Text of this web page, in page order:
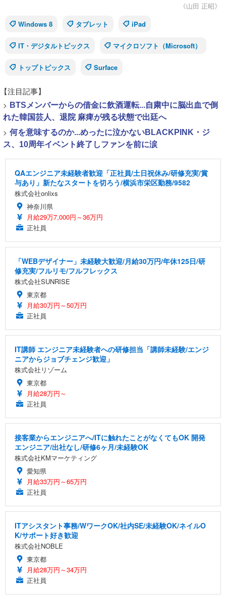
《山田 正昭》
Windows 8
タブレット iPad
IT・デジタルトピックス マイクロソフト（Microsoft）
トップトピックス Surface
【注目記事】
> BTSメンバーからの借金に飲酒運転...自粛中に脳出血で倒
れた韓国芸人、退院 麻痺が残る状態で出廷へ
> 何を意味するのか...めったに泣かないBLACKPINK・ジ
ス、10周年イベント終了しファンを前に涙
QAエンジニア未経験者歓迎「正社員/土日祝休み/研修充実/賞
与あり」新たなスタートを切ろう/横浜市栄区勤務/9582
株式会社onlixs
神奈川県
月給29万7,000円～36万円
正社員
「WEBデザイナー」未経験大歓迎/月給30万円/年休125日/研
修充実/フルリモ/フルフレックス
株式会社SUNRISE
東京都
月給30万円～50万円
正社員
IT講師 エンジニア未経験者への研修担当「講師未経験/エンジ
ニアからジョブチェンジ歓迎」
株式会社リゾーム
東京都
月給28万円～
正社員
接客業からエンジニアへ/ITに触れたことがなくてもOK 開発
エンジニア/出社なし/研修6ヶ月/未経験OK
株式会社KMマーケティング
愛知県
月給33万円～65万円
正社員
ITアシスタント事務/WワークOK/社内SE/未経験OK/ネイルO
K/サポート好き歓迎
株式会社NOBLE
東京都
月給28万円～34万円
正社員